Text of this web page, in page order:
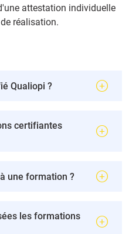
attestation individuelle
réalisation.
Qualiopi ?
certifiantes
une formation ?
les formations